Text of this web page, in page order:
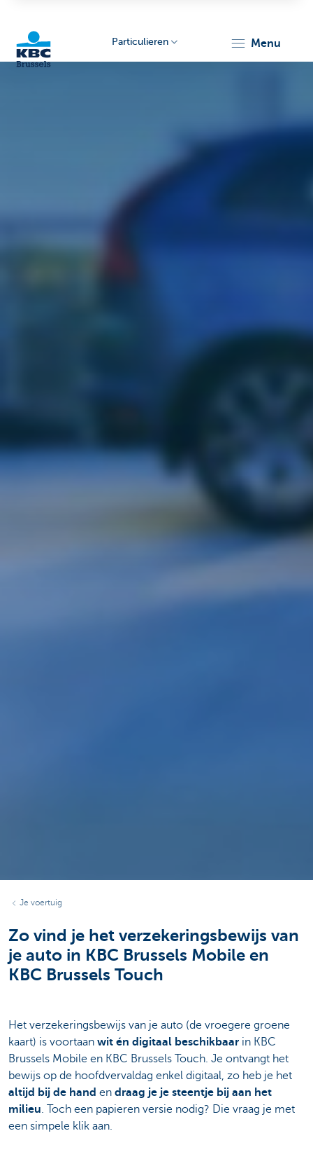
Particulieren menu
Je voertuig
Zo vind je het verzekeringsbewijs van
je auto in KBC Brussels Mobile en
KBC Brussels Touch
Het verzekeringsbewijs van je auto (de vroegere groene
kaart) is voortaan wit én digitaal beschikbaar in KBC
Brussels Mobile en KBC Brussels Touch. Je ontvangt het
bewijs op de hoofdvervaldag enkel digitaal, zo heb je het
altijd bij de hand en draag je je steentje bij aan het
milieu. Toch een papieren versie nodig? Die vraag je met
een simpele klik aan.